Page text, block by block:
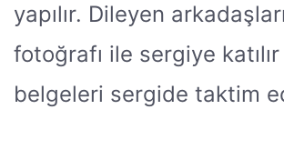
yapılır. Dileyen
fotoğrafı ile sergiye
belgeleri sergide taktim